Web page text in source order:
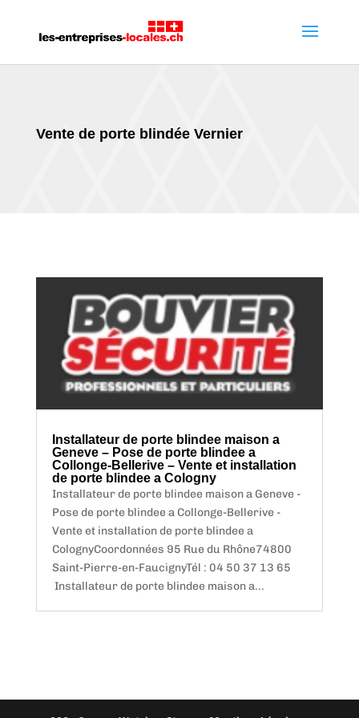
Vente de porte blindée Vernier
Installateur de porte blindee maison a
Geneve – Pose de porte blindee a
Collonge-Bellerive – Vente et installation
de porte blindee a Cologny
Installateur de porte blindee maison a Geneve -
Pose de porte blindee a Collonge-Bellerive -
Vente et installation de porte blindee a
ColognyCoordonnées 95 Rue du Rhône74800
Saint-Pierre-en-FaucignyTél : 04 50 37 13 65
Installateur de porte blindee maison a...